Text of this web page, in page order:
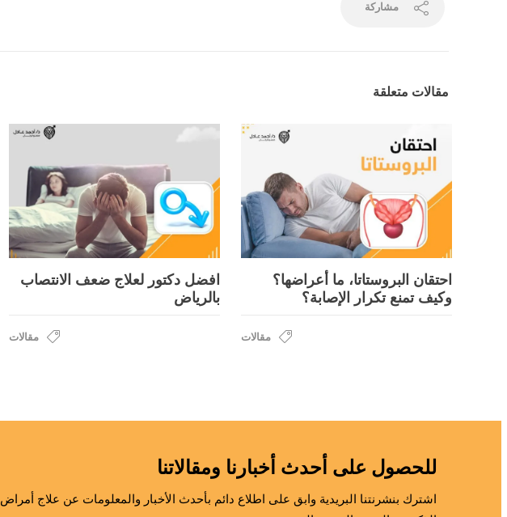
مشاركة
مقالات متعلقة
احتقان البروستاتا، ما أعراضها؟
وكيف تمنع تكرار الإصابة؟
مقالات
افضل دكتور لعلاج ضعف الانتصاب
بالرياض
مقالات
للحصول على أحدث أخبارنا ومقالاتنا
اشترك بنشرنتنا البريدية وابق على اطلاع دائم بأحدث الأخبار والمعلومات عن علاج أمراض